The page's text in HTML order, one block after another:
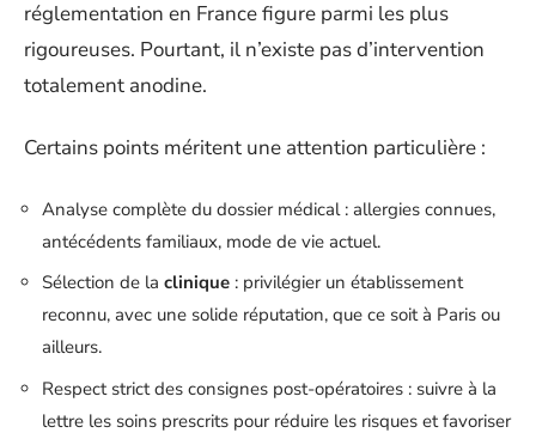
réglementation en France figure parmi les plus
rigoureuses. Pourtant, il n’existe pas d’intervention
totalement anodine.
Certains points méritent une attention particulière :
Analyse complète du dossier médical : allergies connues,
antécédents familiaux, mode de vie actuel.
Sélection de la clinique : privilégier un établissement
reconnu, avec une solide réputation, que ce soit à Paris ou
ailleurs.
Respect strict des consignes post-opératoires : suivre à la
lettre les soins prescrits pour réduire les risques et favoriser